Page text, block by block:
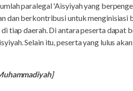
paralegal 'Aisyiyah yang
dan berkontribusi untuk menginisiasi
tiap daerah. Di antara peserta dapat
Selain itu, peserta yang lulus